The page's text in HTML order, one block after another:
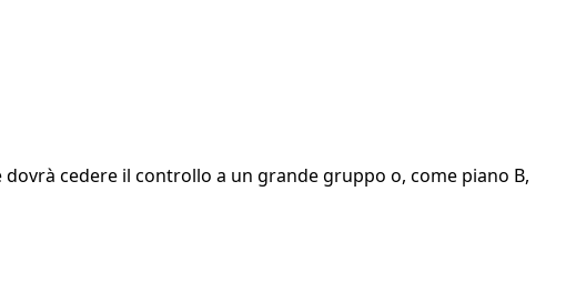
cedere il controllo a un grande gruppo o, come piano B,